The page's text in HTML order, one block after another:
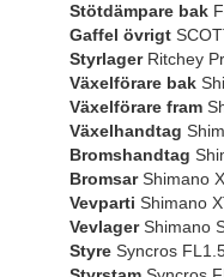
Stötdämpare bak
Gaffel övrigt
StyrlagerRitchey
Växelförare bak
Växelförare fram
Växelhandtag
Bromshandtag
BromsarShimano
Vevparti Shimano
VevlagerShimano
StyreSyncros